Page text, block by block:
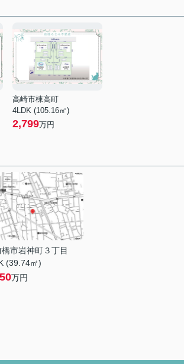
高崎市棟高町
4LDK (105.16㎡)
2,799万円
橋市岩神町３丁目
(39.74㎡)
万円